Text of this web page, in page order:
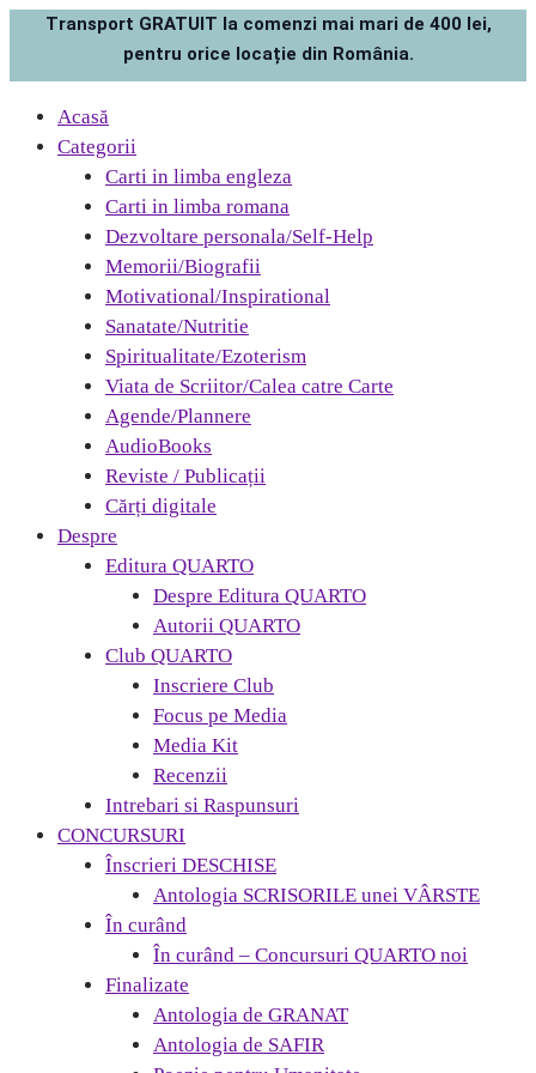
Transport GRATUIT la comenzi mai mari de 400 lei,
pentru orice locație din România.
Acasă
Categorii
Carti in limba engleza
Carti in limba romana
Dezvoltare personala/Self-Help
Memorii/Biografii
Motivational/Inspirational
Sanatate/Nutritie
Spiritualitate/Ezoterism
Viata de Scriitor/Calea catre Carte
Agende/Plannere
AudioBooks
Reviste / Publicații
Cărți digitale
Despre
Editura QUARTO
Despre Editura QUARTO
Autorii QUARTO
Club QUARTO
Inscriere Club
Focus pe Media
Media Kit
Recenzii
Intrebari si Raspunsuri
CONCURSURI
Înscrieri DESCHISE
Antologia SCRISORILE unei VÂRSTE
În curând
În curând – Concursuri QUARTO noi
Finalizate
Antologia de GRANAT
Antologia de SAFIR